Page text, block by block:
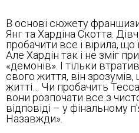
В основі сюжету франшизи
Янг та Хардіна Скотта.
пробачити все і вірила, що
Але Хардін так і не зміг
«демонів». І тільки
свого життя, він
житті… Чи пробачить
вони розпочати все з
відповіді – у фінальному
Назавжди».